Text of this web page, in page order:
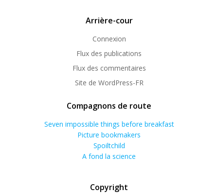
Arrière-cour
Connexion
Flux des publications
Flux des commentaires
Site de WordPress-FR
Compagnons de route
Seven impossible things before breakfast
Picture bookmakers
Spoiltchild
A fond la science
Copyright